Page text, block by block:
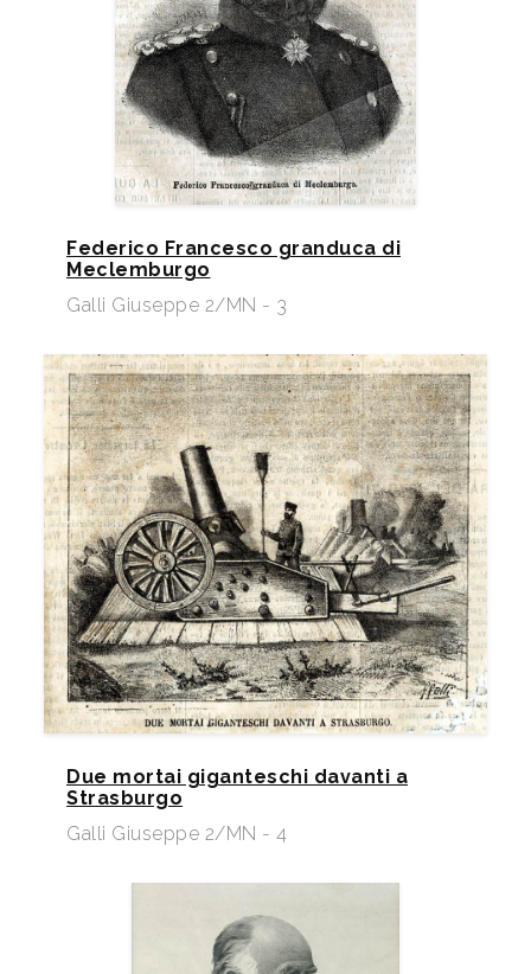
Federico Francesco granduca di
Meclemburgo
Galli Giuseppe 2/MN - 3
Due mortai giganteschi davanti a
Strasburgo
Galli Giuseppe 2/MN - 4